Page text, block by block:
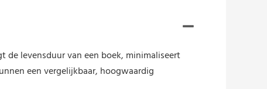
de levensduur van een boek, minimaliseert
een vergelijkbaar, hoogwaardig